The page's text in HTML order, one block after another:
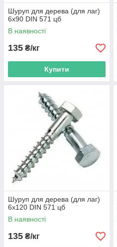
Шуруп для дерева (для лаг)
6х90 DIN 571 цб
В наявності
135 ₴/кг
Купити
Шуруп для дерева (для лаг)
6х120 DIN 571 цб
В наявності
135 ₴/кг